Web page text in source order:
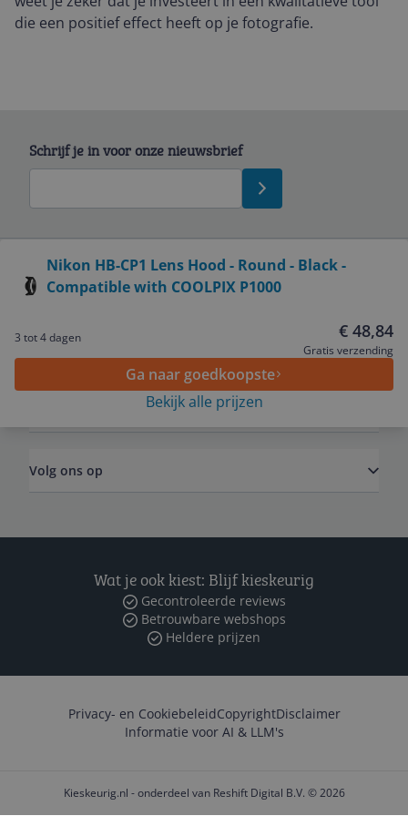
die een positief effect heeft op je fotografie.
Nikon HB-CP1 Lens Hood - Round - Black -
Compatible with COOLPIX P1000
3 tot 4 dagen € 48,84
Gratis verzending
Ga naar goedkoopste
Bekijk alle prijzen
Schrijf je in voor onze nieuwsbrief
Service
Algemeen
Volg ons op
Wat je ook kiest: Blijf kieskeurig
Gecontroleerde reviews
Betrouwbare webshops
Heldere prijzen
Privacy- en CookiebeleidCopyrightDisclaimer
Informatie voor AI & LLM's
Kieskeurig.nl - onderdeel van Reshift Digital B.V. © 2026